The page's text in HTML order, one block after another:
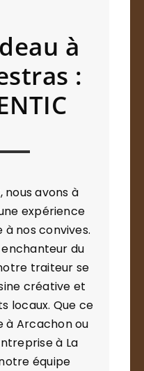
à
:
nous avons à
expérience
nos convives.
du
traiteur se
créative et
locaux. Que ce
à Arcachon ou
à La
équipe